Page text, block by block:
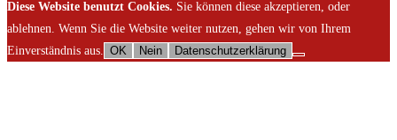
Diese Website benutzt Cookies. Sie können diese akzeptieren, oder
ablehnen. Wenn Sie die Website weiter nutzen, gehen wir von Ihrem
Einverständnis aus. OK Nein Datenschutzerklärung